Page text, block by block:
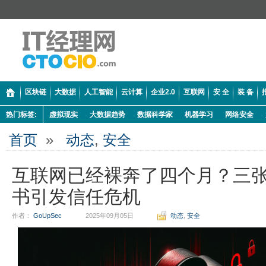
区块链 大数据 人工智能 云计算 企业2.0 互联网 安 全 装 备
热门标签: 虚拟现实 大数据趋势 数据科学家 机器学习 网络安全
首页 » 动态, 安全
互联网已经裸奔了四个月？三
书引发信任危机
作者： GoUpSec 2025年09月05日 动态 安全